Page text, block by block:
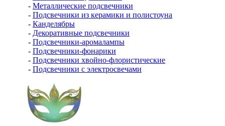
- Металлические подсвечники
- Подсвечники из керамики и полистоуна
- Канделябры
- Декоративные подсвечники
- Подсвечники-аромалампы
- Подсвечники-фонарики
- Подсвечники хвойно-флористические
- Подсвечники с электросвечами